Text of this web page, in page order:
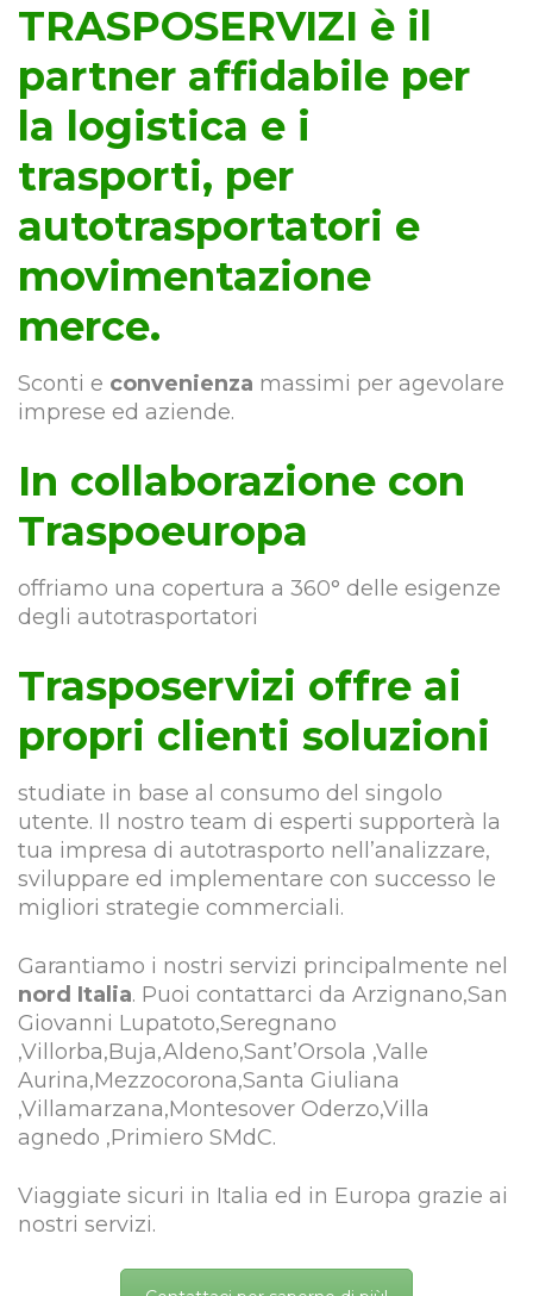
TRASPOSERVIZI è il
partner affidabile per
la logistica e i
trasporti, per
autotrasportatori e
movimentazione
merce.
Sconti e convenienza massimi per agevolare
imprese ed aziende.
In collaborazione con
Traspoeuropa
offriamo una copertura a 360° delle esigenze
degli autotrasportatori
Trasposervizi offre ai
propri clienti soluzioni
studiate in base al consumo del singolo
utente. Il nostro team di esperti supporterà la
tua impresa di autotrasporto nell’analizzare,
sviluppare ed implementare con successo le
migliori strategie commerciali.
Garantiamo i nostri servizi principalmente nel
nord Italia. Puoi contattarci da Arzignano,San
Giovanni Lupatoto,Seregnano
,Villorba,Buja,Aldeno,Sant’Orsola ,Valle
Aurina,Mezzocorona,Santa Giuliana
,Villamarzana,Montesover Oderzo,Villa
agnedo ,Primiero SMdC.
Viaggiate sicuri in Italia ed in Europa grazie ai
nostri servizi.